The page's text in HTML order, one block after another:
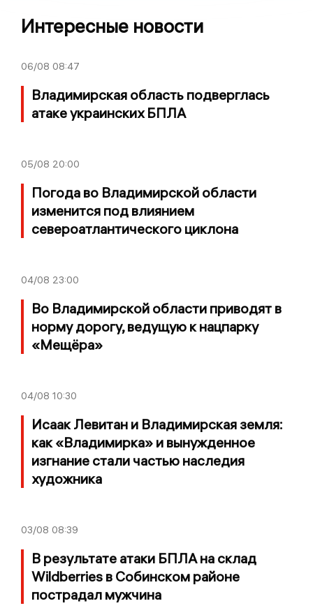
Интересные новости
06/08 08:47
Владимирская область подверглась
атаке украинских БПЛА
05/08 20:00
Погода во Владимирской области
изменится под влиянием
североатлантического циклона
04/08 23:00
Во Владимирской области приводят в
норму дорогу, ведущую к нацпарку
«Мещёра»
04/08 10:30
Исаак Левитан и Владимирская земля:
как «Владимирка» и вынужденное
изгнание стали частью наследия
художника
03/08 08:39
В результате атаки БПЛА на склад
Wildberries в Собинском районе
пострадал мужчина